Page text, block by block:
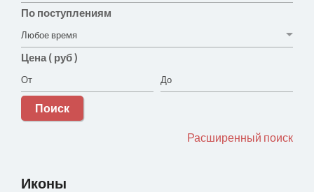
По поступлениям
Цена ( руб )
Поиск
Расширенный поиск
Иконы